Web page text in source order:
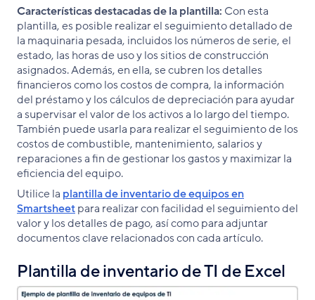
Características destacadas de la plantilla: Con esta
plantilla, es posible realizar el seguimiento detallado de
la maquinaria pesada, incluidos los números de serie, el
estado, las horas de uso y los sitios de construcción
asignados. Además, en ella, se cubren los detalles
financieros como los costos de compra, la información
del préstamo y los cálculos de depreciación para ayudar
a supervisar el valor de los activos a lo largo del tiempo.
También puede usarla para realizar el seguimiento de los
costos de combustible, mantenimiento, salarios y
reparaciones a fin de gestionar los gastos y maximizar la
eficiencia del equipo.
Utilice la plantilla de inventario de equipos en
Smartsheetpara realizar con facilidad el seguimiento del
valor y los detalles de pago, así como para adjuntar
documentos clave relacionados con cada artículo.
Plantilla de inventario de TI de Excel